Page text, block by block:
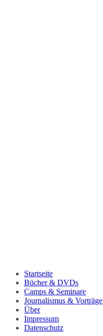
Startseite
Bücher & DVDs
Camps & Seminare
Journalismus & Vorträge
Über
Impressum
Datenschutz